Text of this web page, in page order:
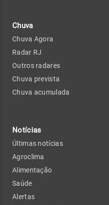
Chuva
Chuva Agora
Radar RJ
Outros radares
Chuva prevista
Chuva acumulada
Notícias
Últimas notícias
Agroclima
Alimentação
Saúde
Alertas